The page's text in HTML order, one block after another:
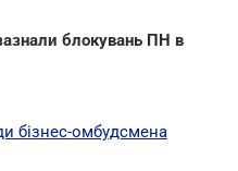
блокувань ПН в
бізнес-омбудсмена